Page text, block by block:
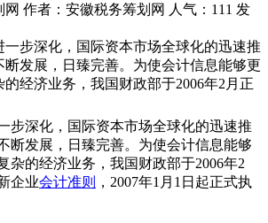
作者：安徽税务筹划网 人气： 111 发
步深化，国际资本市场全球化的迅速推
发展，日臻完善。为使会计信息能够更
经济业务，我国财政部于2006年2月正
深化，国际资本市场全球化的迅速推
断发展，日臻完善。为使会计信息能够
杂的经济业务，我国财政部于2006年2
企业会计准则
，2007年1月1日起正式执